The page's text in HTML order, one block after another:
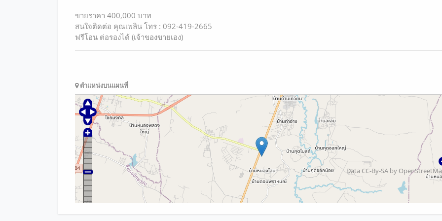
ขายราคา 400,000 บาท
สนใจติดต่อ คุณเพลิน โทร : 092-419-2665
ฟรีโอน ต่อรองได้ (เจ้าของขายเอง)
ตำแหน่งบนแผนที่
Data CC-By-SA by